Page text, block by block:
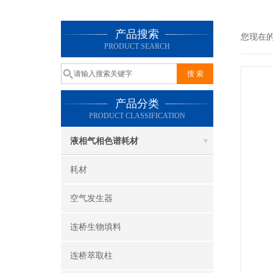
产品搜索
PRODUCT SEARCH
产品分类
PRODUCT CLASSIFICATION
液相气相色谱耗材
耗材
空气发生器
连桥生物填料
连桥萃取柱
您现在